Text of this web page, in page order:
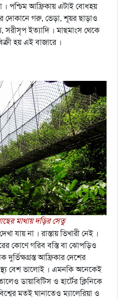
। পশ্চিম আফ্রিকায় এটাই বোধহয়
দোকানে গরু, ভেড়া, শূয়র ছাড়াও
সরীসৃপ ইত্যাদি । মাছমাংস থেকে
হয় এই বাজারে ।
মাথায় দড়ির সেতু
যায় না । রাস্তায় ভিখারী নেই ।
কোণে গরিব বস্তি বা ঝোপড়িও
আফ্রিকার দেশের
বেশ ভালোই । এমনকি অনেকেই
ডায়াবিটিস ও হার্টের ক্লিনিকে
মতই ঘানাতেও ম্যালেরিয়া ও